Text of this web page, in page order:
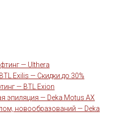
— Ulthera
Exilis — Скидки до 30%
— BTL Exion
эпиляция — Deka Motus AX
новообразований — Deka